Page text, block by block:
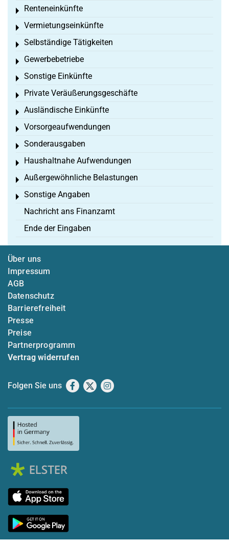
Renteneinkünfte
Toggle menu
Vermietungseinkünfte
Toggle menu
Selbständige Tätigkeiten
Toggle menu
Gewerbebetriebe
Toggle menu
Sonstige Einkünfte
Toggle menu
Private Veräußerungsgeschäfte
Toggle menu
Ausländische Einkünfte
Toggle menu
Vorsorgeaufwendungen
Toggle menu
Sonderausgaben
Toggle menu
Haushaltnahe Aufwendungen
Toggle menu
Außergewöhnliche Belastungen
Toggle menu
Sonstige Angaben
Toggle menu
Nachricht ans Finanzamt
Ende der Eingaben
Über uns
Impressum
AGB
Datenschutz
Barrierefreiheit
Presse
Preise
Partnerprogramm
Vertrag widerrufen
Folgen Sie uns Facebook
X Instagram